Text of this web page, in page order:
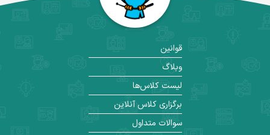
قوانین
وبلاگ
لیست کلاس‌ها
برگزاری کلاس آنلاین
سوالات متداول